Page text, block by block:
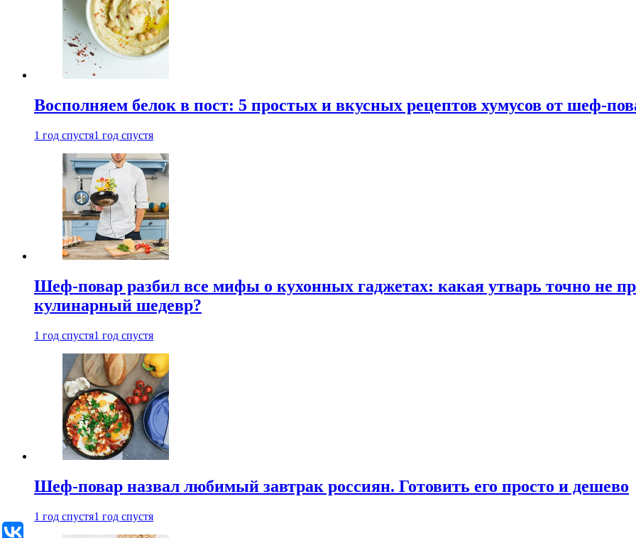
Восполняем белок в пост: 5 простых и вкусных рецептов хумусов от шеф-
1 год спустя1 год спустя
Шеф-повар разбил все мифы о кухонных гаджетах: какая утварь точно не
кулинарный шедевр?
1 год спустя1 год спустя
Шеф-повар назвал любимый завтрак россиян. Готовить его просто и дешево
1 год спустя1 год спустя